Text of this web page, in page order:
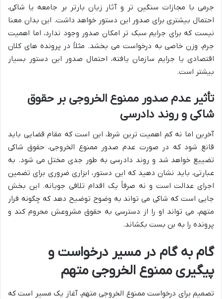
جرمی با مجازات سنگین تر و آثار زیان بارتر بر جامعه یا شاکی،
احتمال بیشتری برای صدور این دستور خواهد داشت. این بدان معنا
نیست که برای جرایم سبک تر امکان صدور وجود ندارد، اما اهمیت
جرم، وزن خاصی به درخواست می بخشد. مثلاً در پرونده های کلان
اقتصادی یا جرایم سازمان یافته، احتمال صدور این دستور بسیار
بیشتر است.
تأثیر عدم صدور ممنوع الخروجی بر حقوق
شاکی و روند دادرسی
آخرین اما نه کم اهمیت ترین شرط، این است که مقام قضایی باید
قانع شود که در صورت عدم صدور ممنوع الخروجی، حقوق شاکی
تضییع خواهد شد و روند دادرسی به طور جدی مختل می شود. به
عبارتی، باید نشان دهید که این دستور، ابزاری ضروری برای تضمین
اجرای عدالت است و نه صرفاً یک اقدام تلافی جویانه. این بخش
جایی است که شاکی می تواند به وضوح توضیح دهد که چگونه فرار
متهم، می تواند او را از دسترسی به حقوق مشروعش محروم کند و
پرونده را به بن بست بکشاند.
گام به گام در مسیر درخواست و
پیگیری ممنوع الخروجی متهم
تصمیم برای درخواست ممنوع الخروجی متهم، آغاز یک مسیر است که